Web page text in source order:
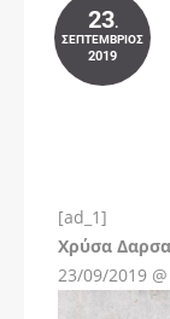
23.
ΣΕΠΤΈΜΒΡΙΟΣ
2019
[ad_1]
Χρύσα
23/09/2019